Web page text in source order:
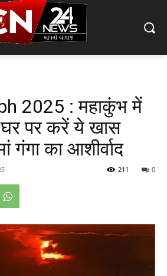
2025 : महाकुंभ में
घर पर करें ये खास
गंगा का आशीर्वाद
0
211